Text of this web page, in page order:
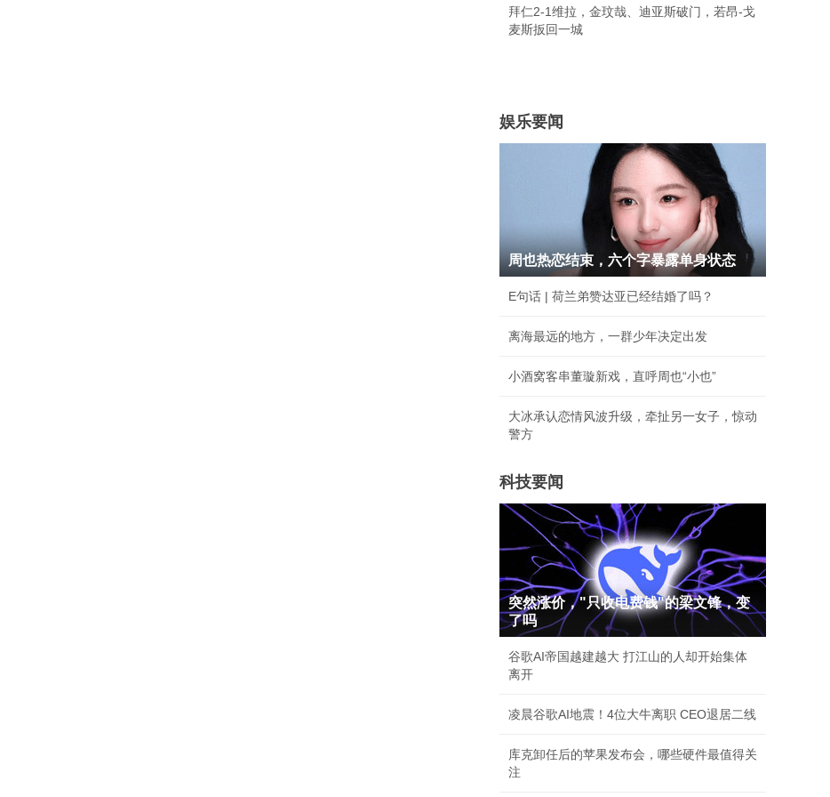
拜仁2-1维拉，金玟哉、迪亚斯破门，若昂-戈
麦斯扳回一城
娱乐要闻
周也热恋结束，六个字暴露单身状态
E句话 | 荷兰弟赞达亚已经结婚了吗？
离海最远的地方，一群少年决定出发
小酒窝客串董璇新戏，直呼周也“小也”
大冰承认恋情风波升级，牵扯另一女子，惊动
警方
科技要闻
突然涨价，"只收电费钱"的梁文锋，变
了吗
谷歌AI帝国越建越大 打江山的人却开始集体
离开
凌晨谷歌AI地震！4位大牛离职 CEO退居二线
库克卸任后的苹果发布会，哪些硬件最值得关
注